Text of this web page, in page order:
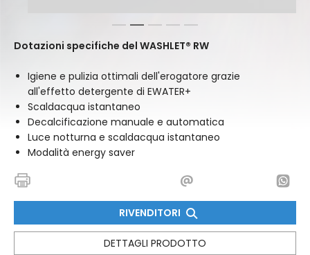
1 2 3 4
5
Dotazioni specifiche del WASHLET® RW
Igiene e pulizia ottimali dell'erogatore grazie
all'effetto detergente di EWATER+
Scaldacqua istantaneo
Decalcificazione manuale e automatica
Luce notturna e scaldacqua istantaneo
Modalità energy saver
RIVENDITORI
DETTAGLI PRODOTTO